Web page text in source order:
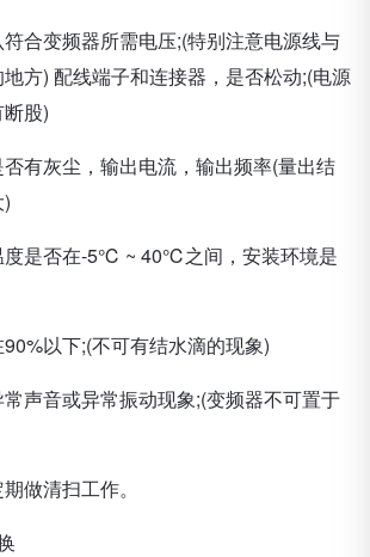
变频器所需电压;(特别注意电源线与
方) 配线端子和连接器，是否松动;(电源
股)
灰尘，输出电流，输出频率(量出结
是否在-5℃ ~ 40℃之间，安装环境是
以下;(不可有结水滴的现象)
音或异常振动现象;(变频器不可置于
清扫工作。